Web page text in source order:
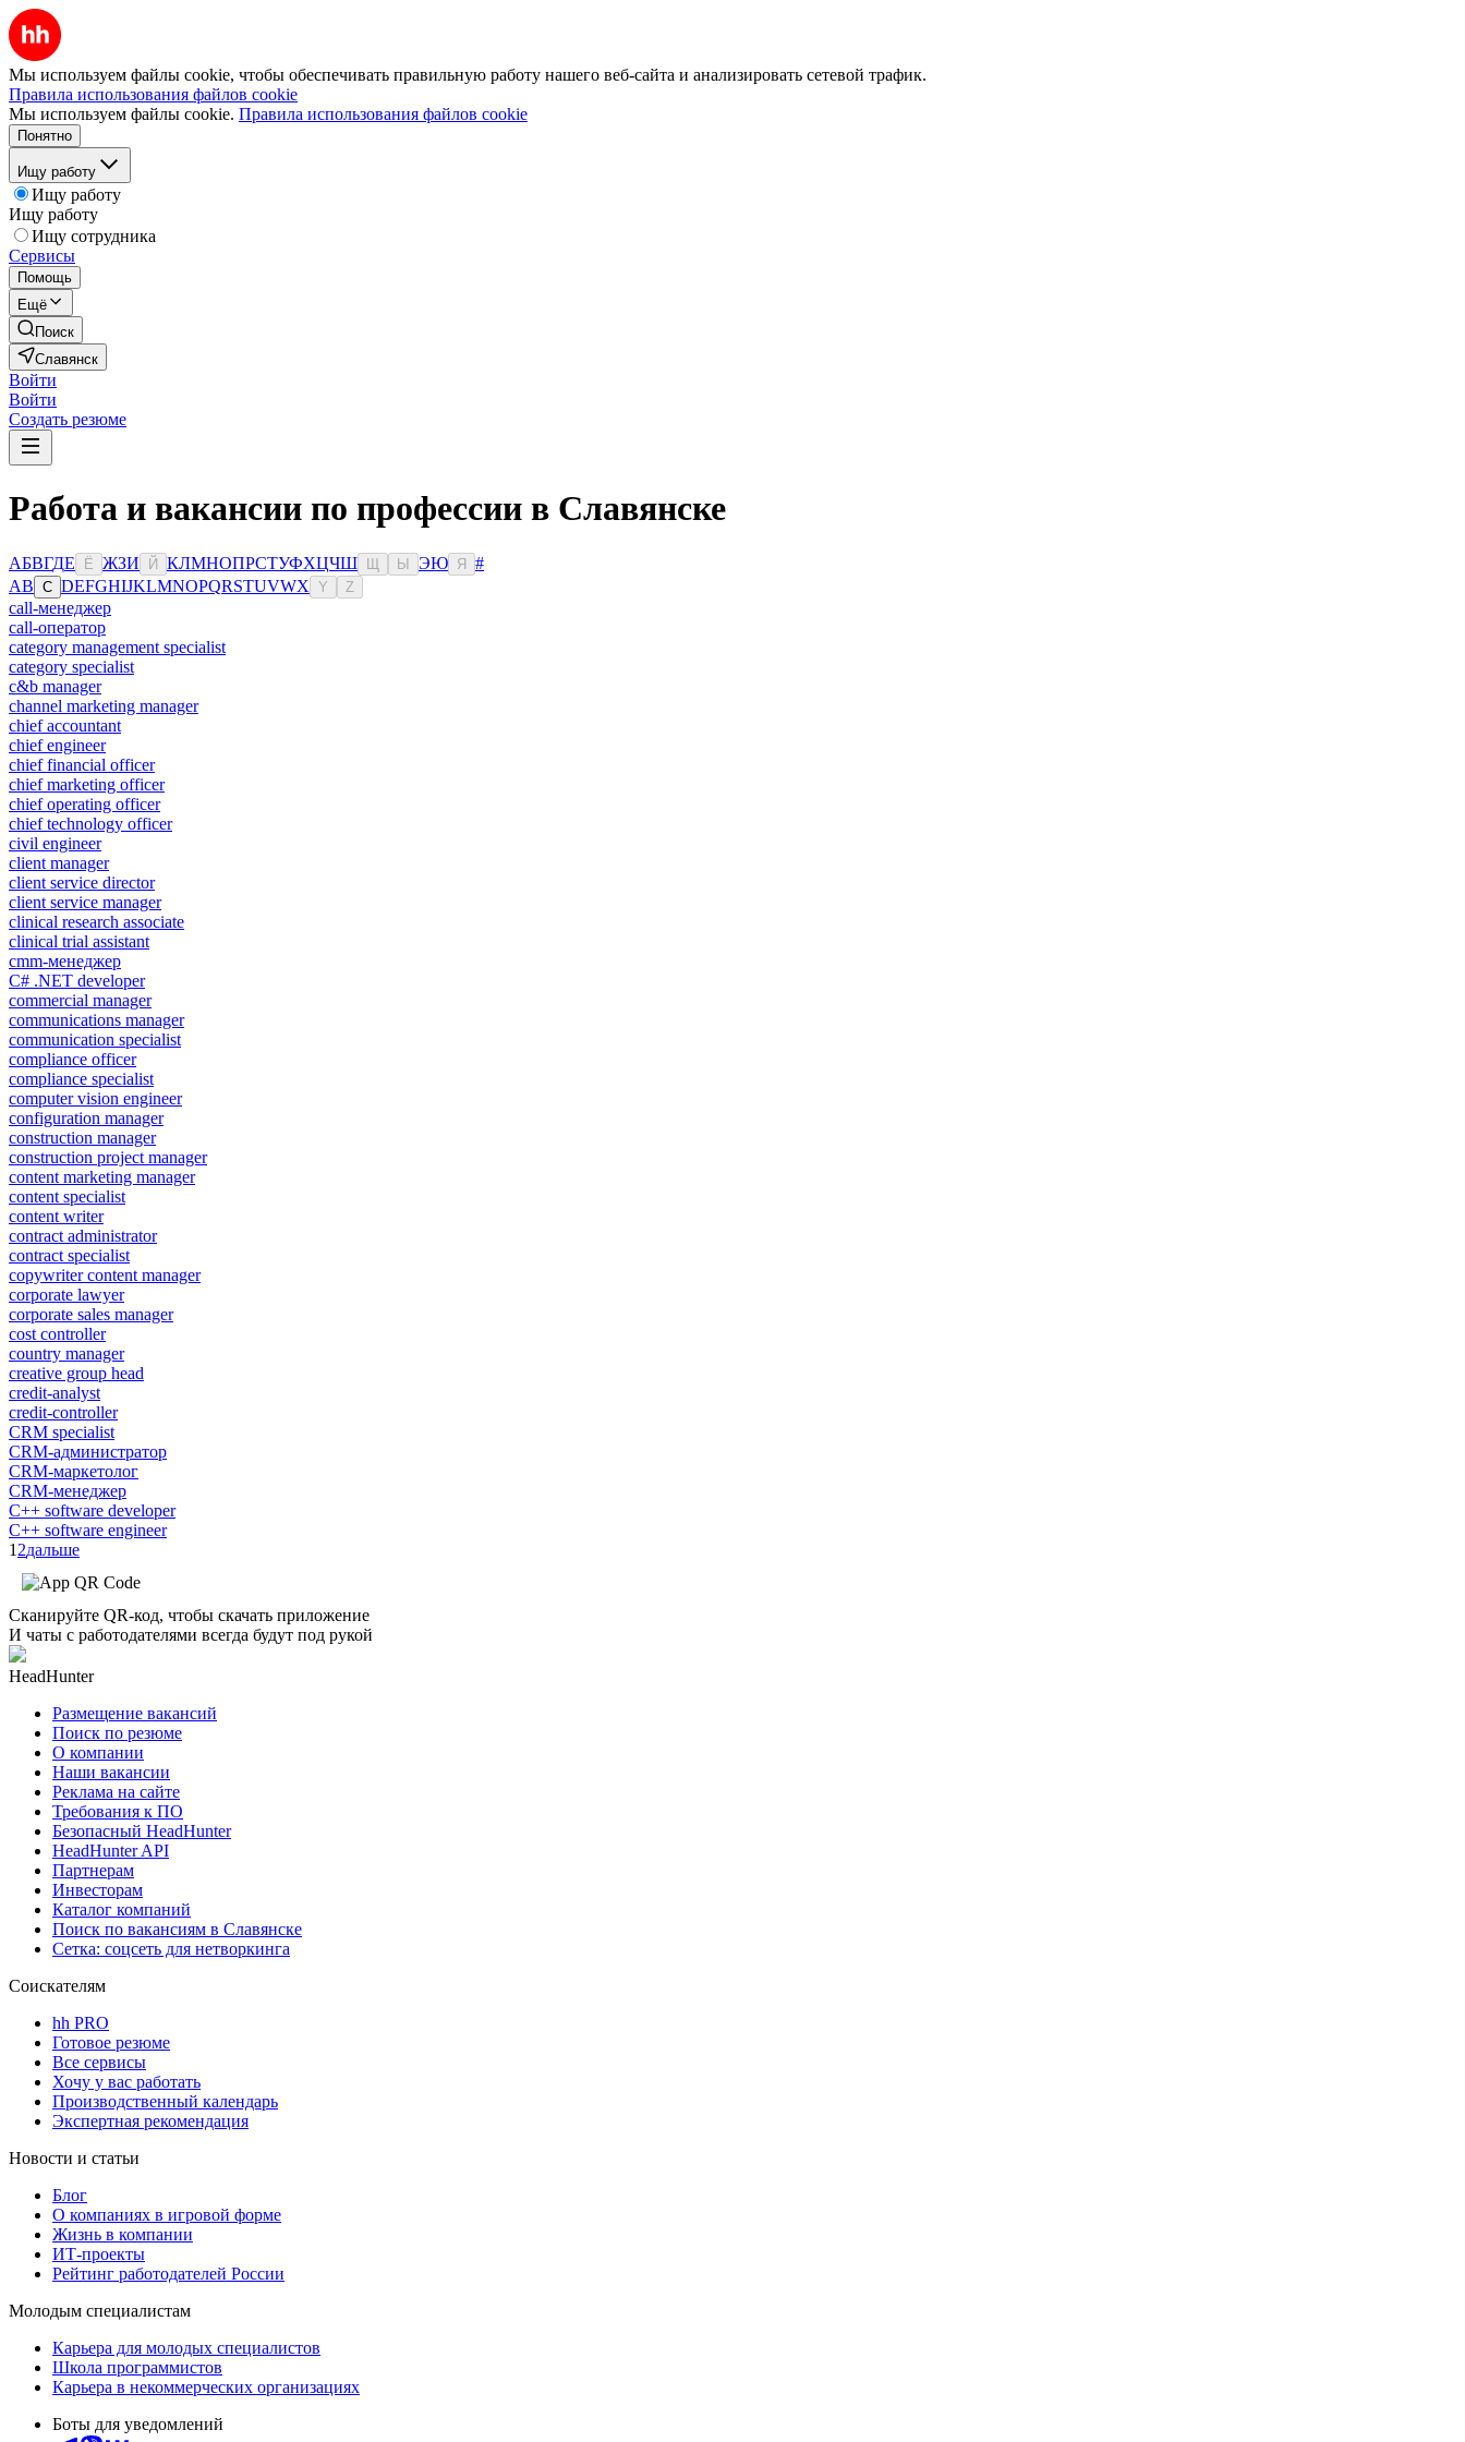
Мы используем файлы cookie, чтобы обеспечивать правильную работу нашего веб-сайта и анализировать сетевой трафик.
Правила использования файлов cookie
Мы используем файлы cookie. Правила использования файлов cookie
Понятно
Ищу работу
Ищу работу
Ищу работу
Ищу сотрудника
Сервисы
Помощь
Ещё
Поиск
Славянск
Войти
Войти
Создать резюме
Работа и вакансии по профессии в Славянске
АБВГДЕ Ё ЖЗИ Й КЛМНОПРСТУФХЦЧШ Ы ЭЮ Я
#
AB C DEFGHIJKLMNOPQRSTUVWX Y Z
call-менеджер
call-оператор
category management specialist
category specialist
c&b manager
channel marketing manager
chief accountant
chief engineer
chief financial officer
chief marketing officer
chief operating officer
chief technology officer
civil engineer
client manager
client service director
client service manager
clinical research associate
clinical trial assistant
cmm-менеджер
C# .NET developer
commercial manager
communications manager
communication specialist
compliance officer
compliance specialist
computer vision engineer
configuration manager
construction manager
construction project manager
content marketing manager
content specialist
content writer
contract administrator
contract specialist
copywriter content manager
corporate lawyer
corporate sales manager
cost controller
country manager
creative group head
credit-analyst
credit-controller
CRM specialist
CRM-администратор
CRM-маркетолог
CRM-менеджер
C++ software developer
C++ software engineer
1 2дальше
Сканируйте QR-код, чтобы скачать приложение
И чаты с работодателями всегда будут под рукой
HeadHunter
Размещение вакансий
Поиск по резюме
О компании
Наши вакансии
Реклама на сайте
Требования к ПО
Безопасный HeadHunter
HeadHunter API
Партнерам
Инвесторам
Каталог компаний
Поиск по вакансиям в Славянске
Сетка: соцсеть для нетворкинга
Соискателям
hh PRO
Готовое резюме
Все сервисы
Хочу у вас работать
Производственный календарь
Экспертная рекомендация
Новости и статьи
Блог
О компаниях в игровой форме
Жизнь в компании
ИТ-проекты
Рейтинг работодателей России
Молодым специалистам
Карьера для молодых специалистов
Школа программистов
Карьера в некоммерческих организациях
Боты для уведомлений